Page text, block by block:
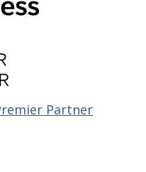
Partner